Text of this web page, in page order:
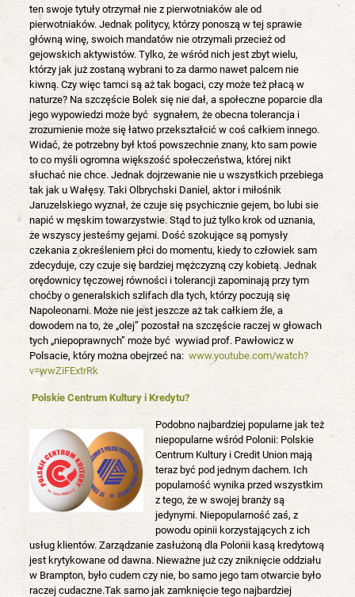
ten swoje tytuły otrzymał nie z pierwotniaków ale od
pierwotniaków. Jednak politycy, którzy ponoszą w tej sprawie
główną winę, swoich mandatów nie otrzymali przecież od
gejowskich aktywistów. Tylko, że wśród nich jest zbyt wielu,
którzy jak już zostaną wybrani to za darmo nawet palcem nie
kiwną. Czy więc tamci są aż tak bogaci, czy może też płacą w
naturze? Na szczęście Bolek się nie dał, a społeczne poparcie dla
jego wypowiedzi może być sygnałem, że obecna tolerancja i
zrozumienie może się łatwo przekształcić w coś całkiem innego.
Widać, że potrzebny był ktoś powszechnie znany, kto sam powie
to co myśli ogromna większość społeczeństwa, której nikt
słuchać nie chce. Jednak dojrzewanie nie u wszystkich przebiega
tak jak u Wałęsy. Taki Olbrychski Daniel, aktor i miłośnik
Jaruzelskiego wyznał, że czuje się psychicznie gejem, bo lubi sie
napić w męskim towarzystwie. Stąd to już tylko krok od uznania,
że wszyscy jesteśmy gejami. Dość szokujące są pomysły
czekania z określeniem płci do momentu, kiedy to człowiek sam
zdecyduje, czy czuje się bardziej mężczyzną czy kobietą. Jednak
orędownicy tęczowej równości i tolerancji zapominają przy tym
choćby o generalskich szlifach dla tych, którzy poczują się
Napoleonami. Może nie jest jeszcze aż tak całkiem źle, a
dowodem na to, że „olej” pozostał na szczęście raczej w głowach
tych „niepoprawnych” może być wywiad prof. Pawłowicz w
Polsacie, który można obejrzeć na: www.youtube.com/watch?
v=wwZiFExtrRk
Polskie Centrum Kultury i Kredytu?
Podobno najbardziej popularne jak też
niepopularne wśród Polonii: Polskie
Centrum Kultury i Credit Union mają
teraz być pod jednym dachem. Ich
popularność wynika przed wszystkim
z tego, że w swojej branży są
jedynymi. Niepopularność zaś, z
powodu opinii korzystających z ich
usług klientów. Zarządzanie zasłużoną dla Polonii kasą kredytową
jest krytykowane od dawna. Nieważne już czy zniknięcie oddziału
w Brampton, było cudem czy nie, bo samo jego tam otwarcie było
raczej cudaczne.Tak samo jak zamknięcie tego najbardziej